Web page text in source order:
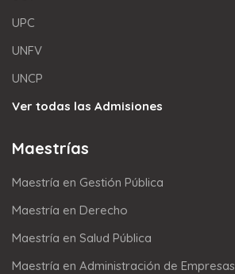
UPC
UNFV
UNCP
Ver todas las Admisiones
Maestrías
Maestría en Gestión Pública
Maestría en Derecho
Maestría en Salud Pública
Maestría en Administración de Empresas